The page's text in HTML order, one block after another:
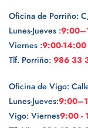
Oficina de Porriño:
Lunes-Jueves :
Viernes :9:00-14:00
Tlf. Porriño: 986 33
Oficina de Vigo:
Lunes-Jueves:
Vigo: Viernes9:00 -